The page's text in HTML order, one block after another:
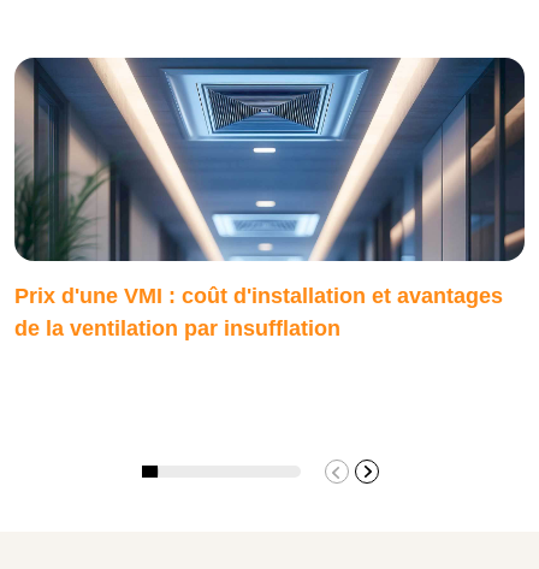
Prix d'une VMI : coût d'installation et avantages
de la ventilation par insufflation